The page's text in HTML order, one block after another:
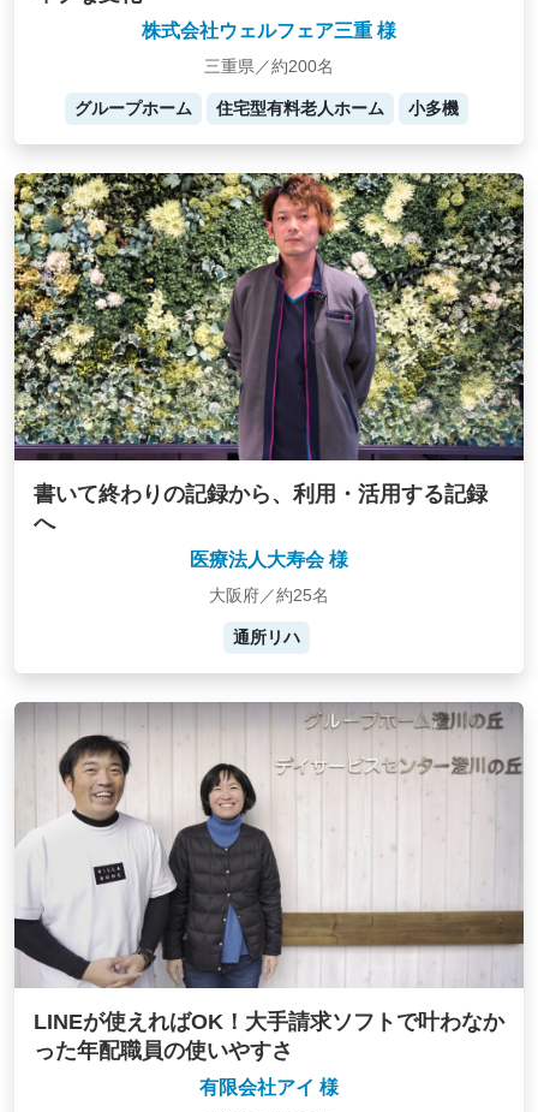
株式会社ウェルフェア三重 様
三重県／約200名
グループホーム 住宅型有料老人ホーム 小多機
書いて終わりの記録から、利用・活用する記録
へ
医療法人大寿会 様
大阪府／約25名
通所リハ
LINEが使えればOK！大手請求ソフトで叶わなか
った年配職員の使いやすさ
有限会社アイ 様